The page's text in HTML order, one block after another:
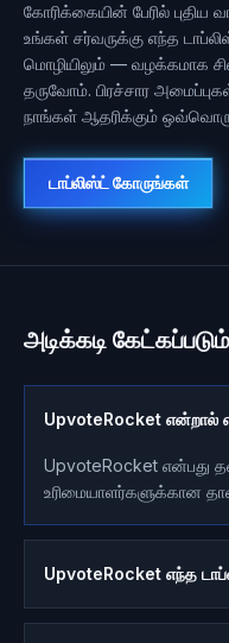
கோரிக்கையின் பேரில் புதிய
உங்கள் சர்வருக்கு எந்த
மொழியிலும் — வழக்கமாக
தருவோம். பிரச்சார
நாங்கள் ஆதரிக்கும் ஒவ்வொரு
டாப்லிஸ்ட் கோருங்கள்
அடிக்கடி
UpvoteRocket என்றால்
UpvoteRocket என்பது
உரிமையாளர்களுக்கான
UpvoteRocket எந்த